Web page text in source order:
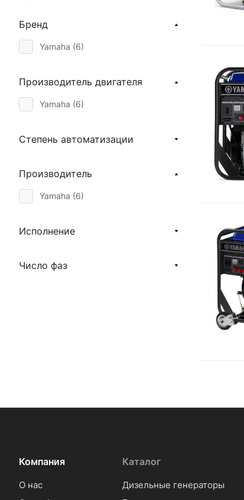
Бренд
Yamaha (6)
Производитель двигателя
Yamaha (6)
Степень автоматизации
Производитель
Yamaha (6)
Исполнение
Число фаз
Компания
О нас
Каталог
Дизельные генераторы